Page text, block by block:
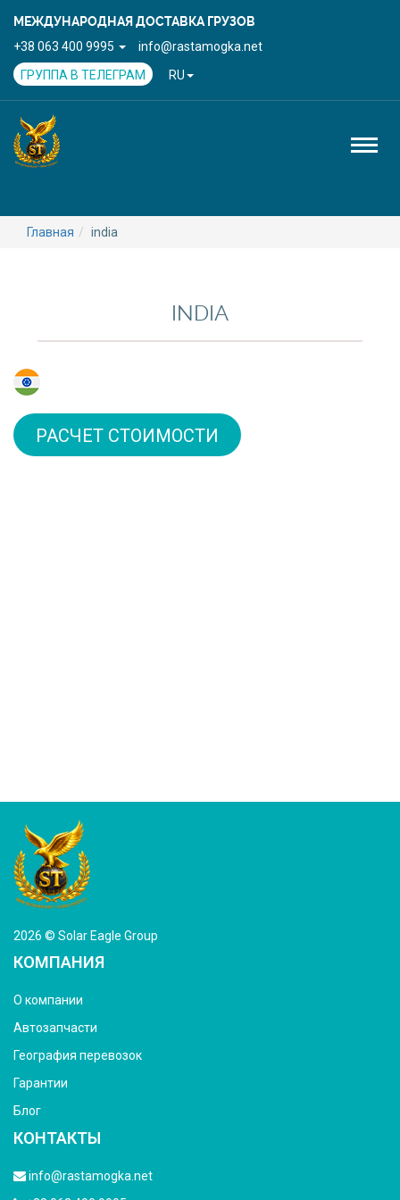
МЕЖДУНАРОДНАЯ ДОСТАВКА ГРУЗОВ
+38 063 400 9995
info@rastamogka.net
ГРУППА В ТЕЛЕГРАМ
RU
Главная india
INDIA
РАСЧЕТ СТОИМОСТИ
2026 © Solar Eagle Group
КОМПАНИЯ
О компании
Автозапчасти
География перевозок
Гарантии
Блог
КОНТАКТЫ
info@rastamogka.net